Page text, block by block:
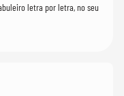
letra por letra, no seu